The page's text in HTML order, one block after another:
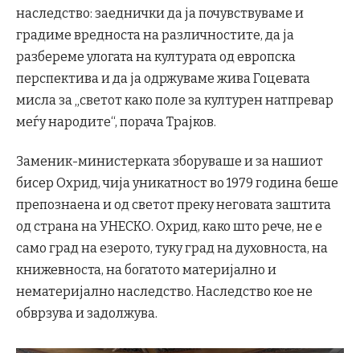
наследство: заеднички да ја почувствуваме и
градиме вредноста на различностите, да ја
разбереме улогата на културата од европска
перспектива и да ја одржуваме жива Гоцевата
мисла за „светот како поле за културен натпревар
меѓу народите“, порача Трајков.
Заменик-министерката зборуваше и за нашиот
бисер Охрид, чија уникатност во 1979 година беше
препознаена и од светот преку неговата заштита
од страна на УНЕСКО. Охрид, како што рече, не е
само град на езерото, туку град на духовноста, на
книжевноста, на богатото материјално и
нематеријално наследство. Наследство кое не
обврзува и задолжува.